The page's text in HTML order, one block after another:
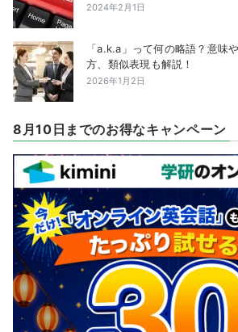
2024年2月1日
「a.k.a」って何の略語？意味
方、類似表現も解説！
2026年1月2日
8月10日までのお得なキャンペーン